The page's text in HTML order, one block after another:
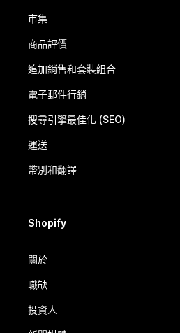
市集
商品評價
追加銷售和套裝組合
電子郵件行銷
搜尋引擎最佳化 (SEO)
運送
幣別和翻譯
Shopify
關於
職缺
投資人